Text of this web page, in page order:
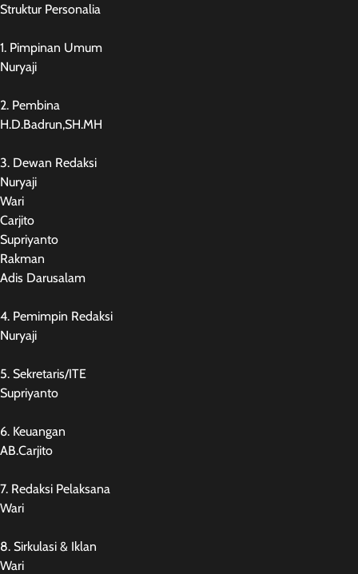
Struktur Personalia
1. Pimpinan Umum
Nuryaji
2. Pembina
H.D.Badrun,SH.MH
3. Dewan Redaksi
Nuryaji
Wari
Carjito
Supriyanto
Rakman
Adis Darusalam
4. Pemimpin Redaksi
Nuryaji
5. Sekretaris/ITE
Supriyanto
6. Keuangan
AB.Carjito
7. Redaksi Pelaksana
Wari
8. Sirkulasi & Iklan
Wari